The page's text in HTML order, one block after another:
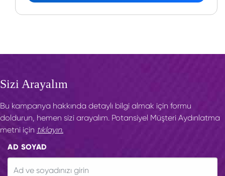
Sizi Arayalım
Bu kampanya hakkında detaylı bilgi almak için formu
doldurun, hemen sizi arayalım. Potansiyel Müşteri Aydınlatma
metni için tıklayın.
AD SOYAD